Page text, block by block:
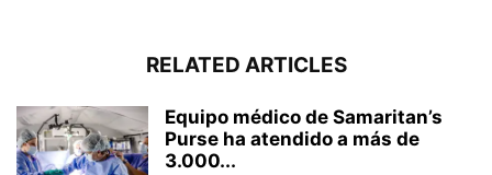
RELATED ARTICLES
Equipo médico de Samaritan’s
Purse ha atendido a más de
3.000...